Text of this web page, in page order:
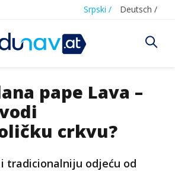
Srpski / Deutsch /
pape Lava –
crkvu?
tradicionalniju odjeću od